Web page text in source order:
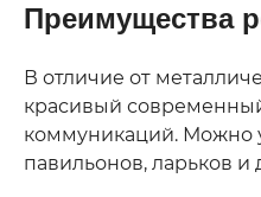
Преимущества
В отличие от
красивый
коммуникаций. Можно
павильонов, ларьков и